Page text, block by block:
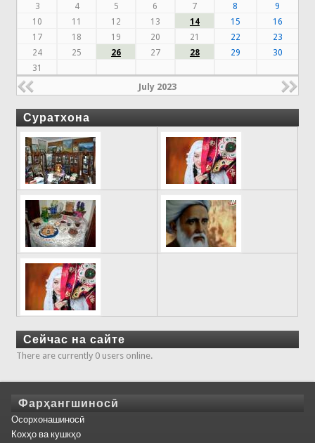
3
4 5 6 7 8
9
10
11 12 13 14 15
16
17
18 19 20 21 22
23
24
25 26 27 28 29
30
31
July 2023
Суратхона
Сейчас на сайте
There are currently 0 users online.
Фарҳангшиносӣ
Осорхонашиносӣ
Кохҳо ва кушкҳо